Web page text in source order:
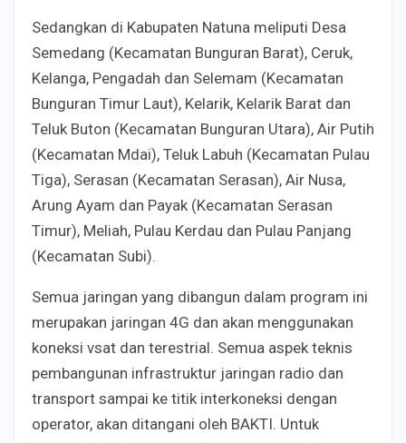
Sedangkan di Kabupaten Natuna meliputi Desa
Semedang (Kecamatan Bunguran Barat), Ceruk,
Kelanga, Pengadah dan Selemam (Kecamatan
Bunguran Timur Laut), Kelarik, Kelarik Barat dan
Teluk Buton (Kecamatan Bunguran Utara), Air Putih
(Kecamatan Mdai), Teluk Labuh (Kecamatan Pulau
Tiga), Serasan (Kecamatan Serasan), Air Nusa,
Arung Ayam dan Payak (Kecamatan Serasan
Timur), Meliah, Pulau Kerdau dan Pulau Panjang
(Kecamatan Subi).
Semua jaringan yang dibangun dalam program ini
merupakan jaringan 4G dan akan menggunakan
koneksi vsat dan terestrial. Semua aspek teknis
pembangunan infrastruktur jaringan radio dan
transport sampai ke titik interkoneksi dengan
operator, akan ditangani oleh BAKTI. Untuk